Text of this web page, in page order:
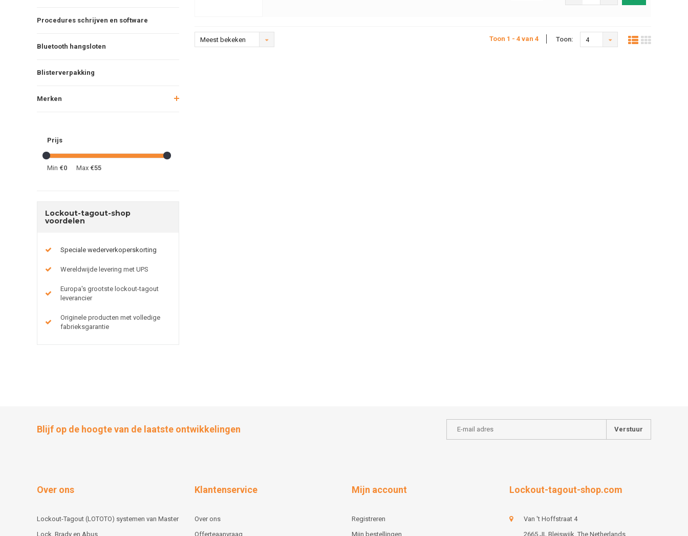
Procedures schrijven en software
Bluetooth hangsloten
Blisterverpakking
Merken
Prijs
Min €0 Max €55
Lockout-tagout-shop
voordelen
Speciale wederverkoperskorting
Wereldwijde levering met UPS
Europa's grootste lockout-tagout
leverancier
Originele producten met volledige
fabrieksgarantie
Meest bekeken Toon 1 - 4 van 4 Toon: 4
Blijf op de hoogte van de laatste ontwikkelingen Verstuur
Over ons
Lockout-Tagout (LOTOTO) systemen van Master
Lock, Brady en Abus
Klantenservice
Over ons
Offerteaanvraag
Mijn account
Registreren
Mijn bestellingen
Lockout-tagout-shop.com
Van 't Hoffstraat 4
2665 JL Bleiswijk, The Netherlands